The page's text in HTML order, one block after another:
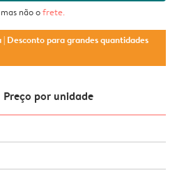
não ofrete.
| Desconto para grandes quantidades
Preço por unidade